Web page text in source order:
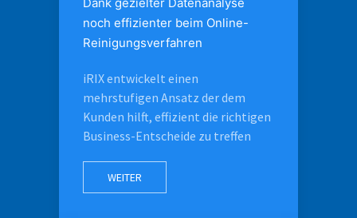
noch effizienter beim Online-
Reinigungsverfahren
iRIX entwickelt einen
mehrstufigen Ansatz der dem
Kunden hilft, effizient die richtigen
Business-Entscheide zu treffen
WEITER